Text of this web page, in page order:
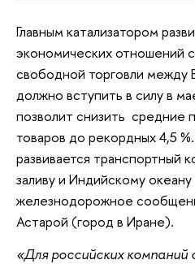
Главным катализатором
экономических отношений
свободной торговли
должно вступить в силу в
позволит снизить средние
товаров до рекордных 4,5
развивается транспортный
заливу и Индийскому
железнодорожное
Астарой (город в Иране).
«Для российских